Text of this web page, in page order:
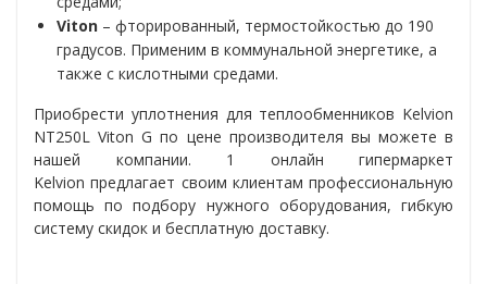
Viton – фторированный, термостойкостью до 190
градусов. Применим в коммунальной энергетике, а
также с кислотными средами.
Приобрести уплотнения для теплообменников Kelvion
NT250L Viton G по цене производителя вы можете в
нашей компании. 1 онлайн гипермаркет
Kelvion предлагает своим клиентам профессиональную
помощь по подбору нужного оборудования, гибкую
систему скидок и бесплатную доставку.